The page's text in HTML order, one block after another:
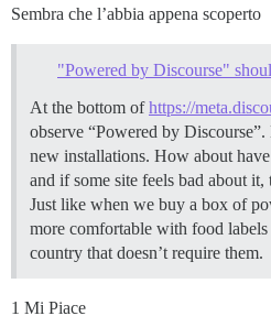
Sembra che l’abbia appena scoperto
"Powered by Discourse"
At the bottom ofhttps://
observe “Powered by
new installations. How about
and if some site feels bad about
Just like when we buy a box of
more comfortable with food
country that doesn’t require them.
1 Mi Piace